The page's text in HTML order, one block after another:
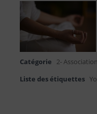
Catégorie
2-
Liste des étiquettes